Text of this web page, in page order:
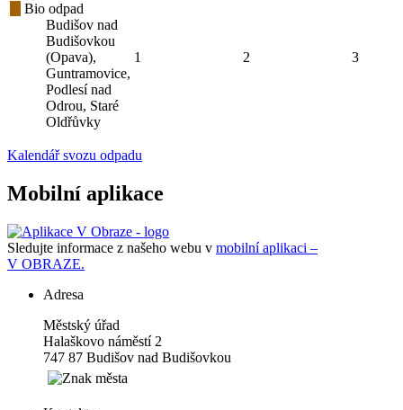
Bio odpad
Budišov nad
Budišovkou
(Opava),
Guntramovice,
Podlesí nad
Odrou, Staré
Oldřůvky
1 2 3
Kalendář svozu odpadu
Mobilní aplikace
Sledujte informace z našeho webu v mobilní aplikaci –
V OBRAZE.
Adresa
Městský úřad
Halaškovo náměstí 2
747 87 Budišov nad Budišovkou